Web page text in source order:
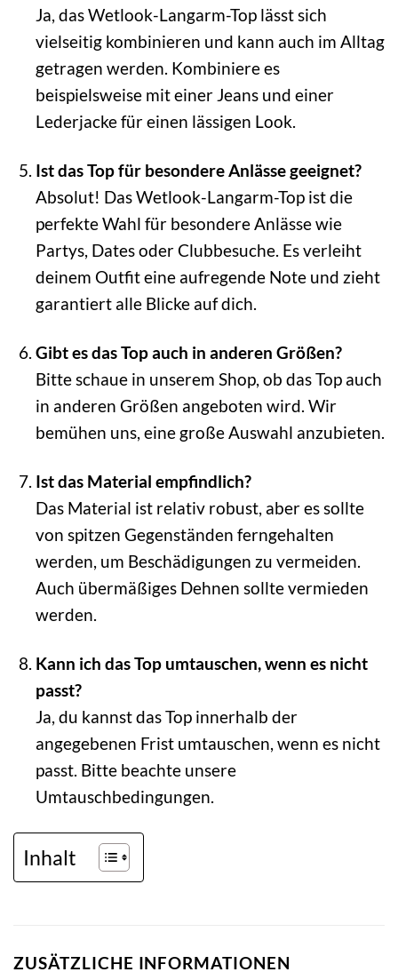
Ja, das Wetlook-Langarm-Top lässt sich
vielseitig kombinieren und kann auch im Alltag
getragen werden. Kombiniere es
beispielsweise mit einer Jeans und einer
Lederjacke für einen lässigen Look.
Ist das Top für besondere Anlässe geeignet?
Absolut! Das Wetlook-Langarm-Top ist die
perfekte Wahl für besondere Anlässe wie
Partys, Dates oder Clubbesuche. Es verleiht
deinem Outfit eine aufregende Note und zieht
garantiert alle Blicke auf dich.
Gibt es das Top auch in anderen Größen?
Bitte schaue in unserem Shop, ob das Top auch
in anderen Größen angeboten wird. Wir
bemühen uns, eine große Auswahl anzubieten.
Ist das Material empfindlich?
Das Material ist relativ robust, aber es sollte
von spitzen Gegenständen ferngehalten
werden, um Beschädigungen zu vermeiden.
Auch übermäßiges Dehnen sollte vermieden
werden.
Kann ich das Top umtauschen, wenn es nicht
passt?
Ja, du kannst das Top innerhalb der
angegebenen Frist umtauschen, wenn es nicht
passt. Bitte beachte unsere
Umtauschbedingungen.
Inhalt
ZUSÄTZLICHE INFORMATIONEN